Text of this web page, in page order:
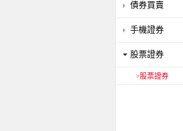
債券買賣
手機證券
股票證券
>股票證券